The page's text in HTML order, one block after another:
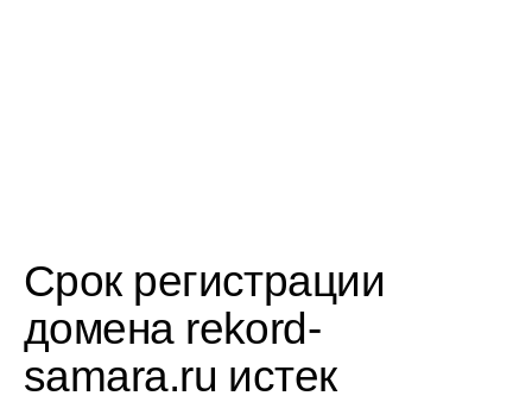
Срок регистрации
домена rekord-
samara.ru истек